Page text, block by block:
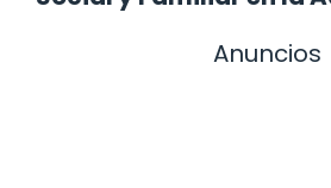
Anuncios